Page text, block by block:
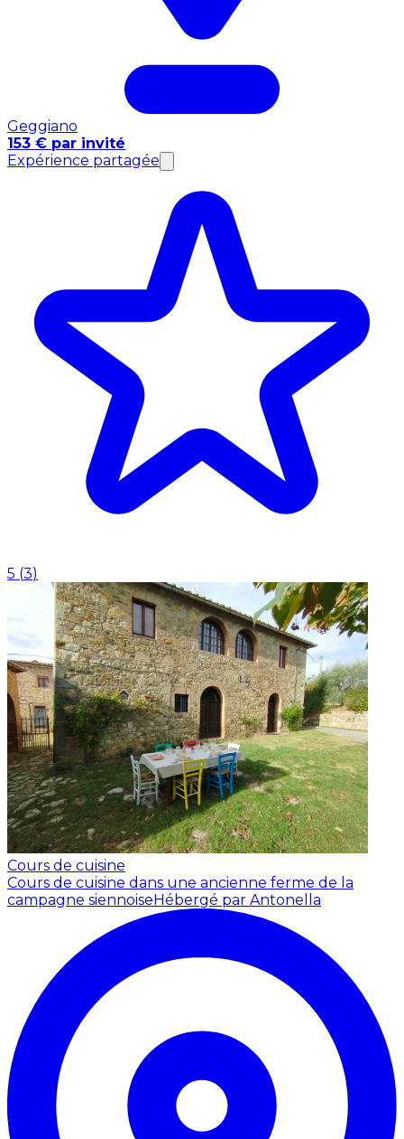
Geggiano
153 € par invité
Expérience partagée
5 (3)
Cours de cuisine
Cours de cuisine dans une ancienne ferme de la
campagne siennoiseHébergé par Antonella